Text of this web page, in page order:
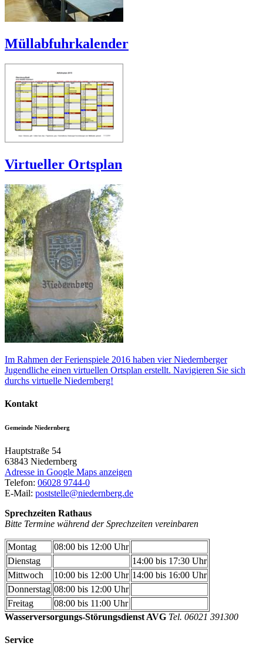
Müllabfuhrkalender
Virtueller Ortsplan
Im Rahmen der Ferienspiele 2016 haben vier Niedernberger
Jugendliche einen virtuellen Ortsplan erstellt. Navigieren Sie sich
durchs virtuelle Niedernberg!
Kontakt
Gemeinde Niedernberg
Hauptstraße 54
63843 Niedernberg
Adresse in Google Maps anzeigen
Telefon: 06028 9744-0
E-Mail: poststelle@niedernberg.de
Sprechzeiten Rathaus
Bitte Termine während der Sprechzeiten vereinbaren
Montag
08:00 bis 12:00 Uhr
Dienstag
14:00 bis 17:30 Uhr
Mittwoch
10:00 bis 12:00 Uhr 14:00 bis 16:00 Uhr
Donnerstag 08:00 bis 12:00 Uhr
Freitag
08:00 bis 11:00 Uhr
Wasserversorgungs-Störungsdienst AVG Tel. 06021 391300
Service